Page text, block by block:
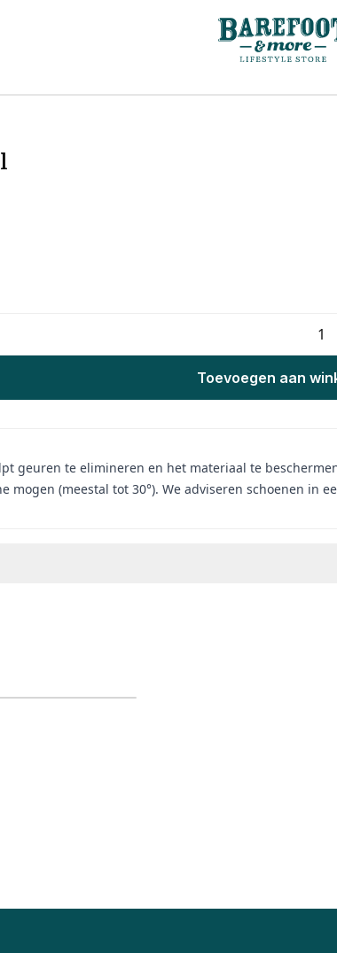
Toevoegen aan
geuren te elimineren en het materiaal te
mogen (meestal tot 30°). We adviseren schoenen